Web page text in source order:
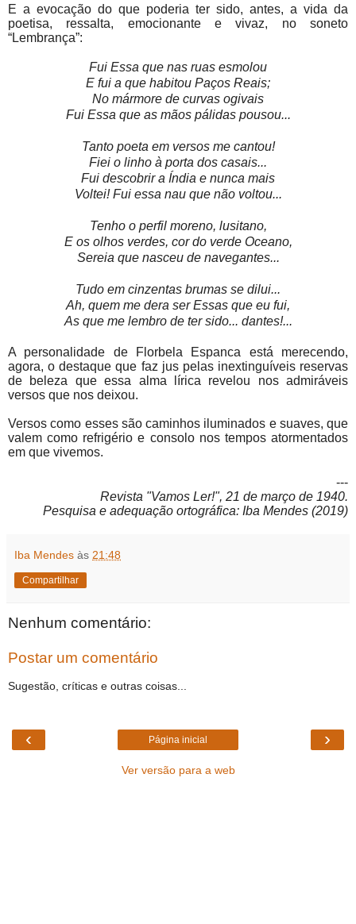
E a evocação do que poderia ter sido, antes, a vida da
poetisa, ressalta, emocionante e vivaz, no soneto
“Lembrança”:
Fui Essa que nas ruas esmolou
E fui a que habitou Paços Reais;
No mármore de curvas ogivais
Fui Essa que as mãos pálidas pousou...
Tanto poeta em versos me cantou!
Fiei o linho à porta dos casais...
Fui descobrir a Índia e nunca mais
Voltei! Fui essa nau que não voltou...
Tenho o perfil moreno, lusitano,
E os olhos verdes, cor do verde Oceano,
Sereia que nasceu de navegantes...
Tudo em cinzentas brumas se dilui...
Ah, quem me dera ser Essas que eu fui,
As que me lembro de ter sido... dantes!...
A personalidade de Florbela Espanca está merecendo,
agora, o destaque que faz jus pelas inextinguíveis reservas
de beleza que essa alma lírica revelou nos admiráveis
versos que nos deixou.
Versos como esses são caminhos iluminados e suaves, que
valem como refrigério e consolo nos tempos atormentados
em que vivemos.
---
Revista "Vamos Ler!", 21 de março de 1940.
Pesquisa e adequação ortográfica: Iba Mendes (2019)
Iba Mendes às 21:48
Compartilhar
Nenhum comentário:
Postar um comentário
Sugestão, críticas e outras coisas...
‹ ›
Página inicial
Ver versão para a web